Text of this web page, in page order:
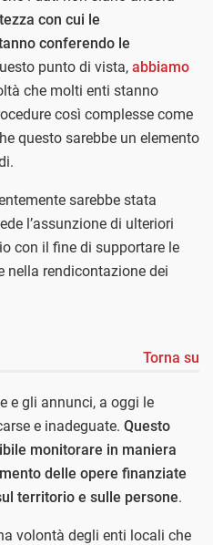
con cui le
conferendo le
punto di vista, abbiamo
che molti enti stanno
così complesse come
questo sarebbe un elemento
sarebbe stata
l’assunzione di ulteriori
con il fine di supportare le
rendicontazione dei
Torna su
e gli annunci, a oggi le
e inadeguate. Questo
monitorare in maniera
delle opere finanziate
territorio e sulle persone.
volontà degli enti locali che